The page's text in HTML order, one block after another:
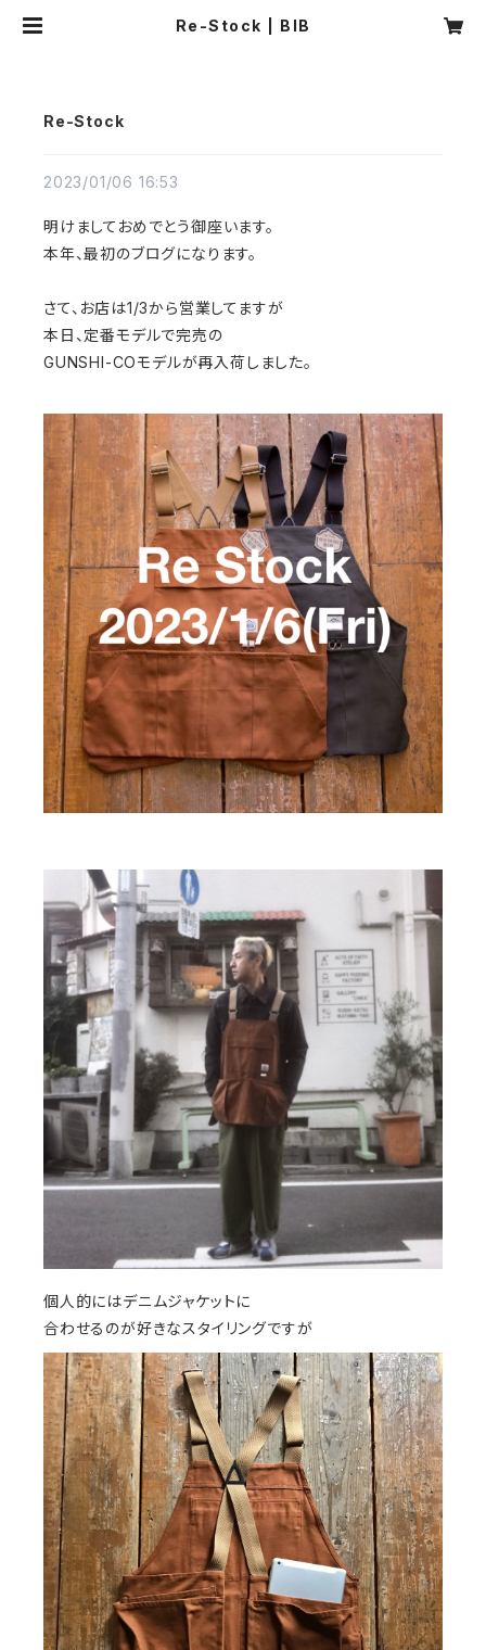
Re-Stock | BIB
Re-Stock
2023/01/06 16:53
明けましておめでとう御座います。
本年、最初のブログになります。
さて、お店は1/3から営業してますが
本日、定番モデルで完売の
GUNSHI-COモデルが再入荷しました。
個人的にはデニムジャケットに
合わせるのが好きなスタイリングですが